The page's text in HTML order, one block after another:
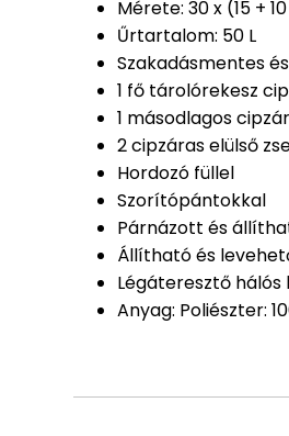
Mérete: 30 x (15 +
Űrtartalom: 50 L
Szakadásmentes
1 fő tárolórekesz
1 másodlagos
2 cipzáras elülső
Hordozó füllel
Szorítópántokkal
Párnázott és
Állítható és
Légáteresztő hálós
Anyag: Poliészter: